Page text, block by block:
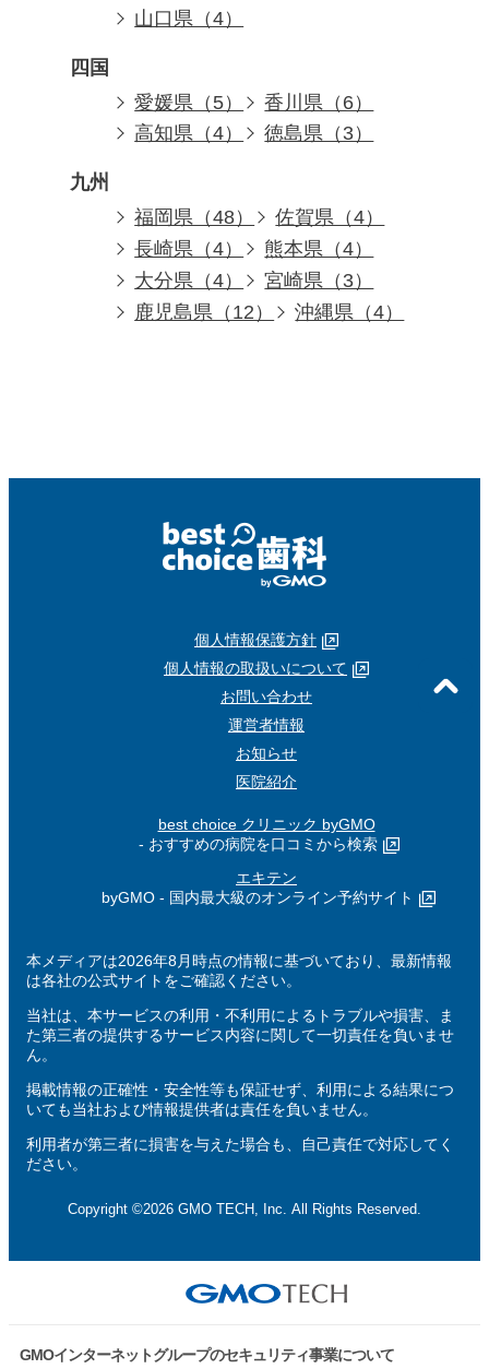
山口県（4）
四国
愛媛県（5）
香川県（6）
高知県（4）
徳島県（3）
九州
福岡県（48）
佐賀県（4）
長崎県（4）
熊本県（4）
大分県（4）
宮崎県（3）
鹿児島県（12）
沖縄県（4）
個人情報保護方針
個人情報の取扱いについて
お問い合わせ
運営者情報
お知らせ
医院紹介
best choice クリニック byGMO
- おすすめの病院を口コミから検索
エキテン
byGMO - 国内最大級のオンライン予約サイト
本メディアは2026年8月時点の情報に基づいており、最新情報
は各社の公式サイトをご確認ください。
当社は、本サービスの利用・不利用によるトラブルや損害、ま
た第三者の提供するサービス内容に関して一切責任を負いませ
ん。
掲載情報の正確性・安全性等も保証せず、利用による結果につ
いても当社および情報提供者は責任を負いません。
利用者が第三者に損害を与えた場合も、自己責任で対応してく
ださい。
Copyright ©2026 GMO TECH, Inc. All Rights Reserved.
GMOインターネットグループのセキュリティ事業について